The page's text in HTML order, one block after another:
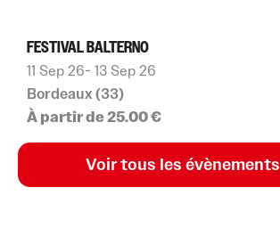
FESTIVAL BALTERNO
11 Sep 26- 13 Sep 26
Bordeaux (33)
À partir de 25.00 €
Voir tous les évènements